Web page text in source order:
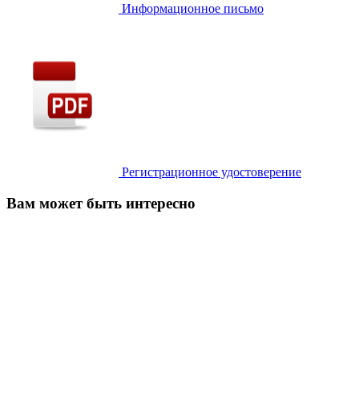
Информационное письмо
Регистрационное удостоверение
Вам может быть интересно